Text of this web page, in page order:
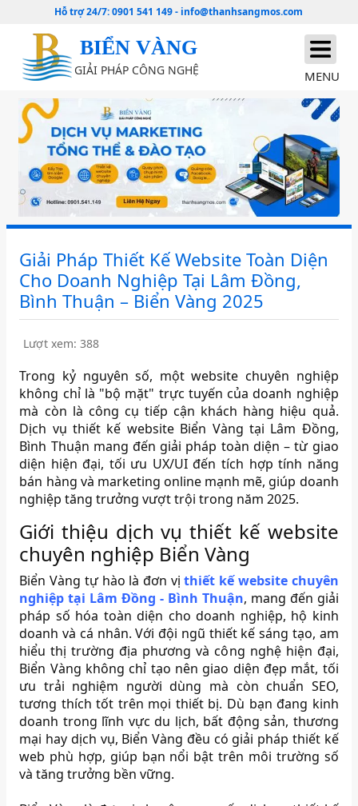
Hỗ trợ 24/7:0901 541 149- info@thanhsangmos.com
BIỂN VÀNG
GIẢI PHÁP CÔNG NGHỆ MENU
Giải Pháp Thiết Kế Website Toàn Diện
Cho Doanh Nghiệp Tại Lâm Đồng,
Bình Thuận – Biển Vàng 2025
Lượt xem: 388
Trong kỷ nguyên số, một website chuyên nghiệp
không chỉ là "bộ mặt" trực tuyến của doanh nghiệp
mà còn là công cụ tiếp cận khách hàng hiệu quả.
Dịch vụ thiết kế website Biển Vàng tại Lâm Đồng,
Bình Thuận mang đến giải pháp toàn diện – từ giao
diện hiện đại, tối ưu UX/UI đến tích hợp tính năng
bán hàng và marketing online mạnh mẽ, giúp doanh
nghiệp tăng trưởng vượt trội trong năm 2025.
Giới thiệu dịch vụ thiết kế website
chuyên nghiệp Biển Vàng
Biển Vàng tự hào là đơn vịthiết kế website chuyên
nghiệp tại Lâm Đồng - Bình Thuận, mang đến giải
pháp số hóa toàn diện cho doanh nghiệp, hộ kinh
doanh và cá nhân. Với đội ngũ thiết kế sáng tạo, am
hiểu thị trường địa phương và công nghệ hiện đại,
Biển Vàng không chỉ tạo nên giao diện đẹp mắt, tối
ưu trải nghiệm người dùng mà còn chuẩn SEO,
tương thích tốt trên mọi thiết bị. Dù bạn đang kinh
doanh trong lĩnh vực du lịch, bất động sản, thương
mại hay dịch vụ, Biển Vàng đều có giải pháp thiết kế
web phù hợp, giúp bạn nổi bật trên môi trường số
và tăng trưởng bền vững.